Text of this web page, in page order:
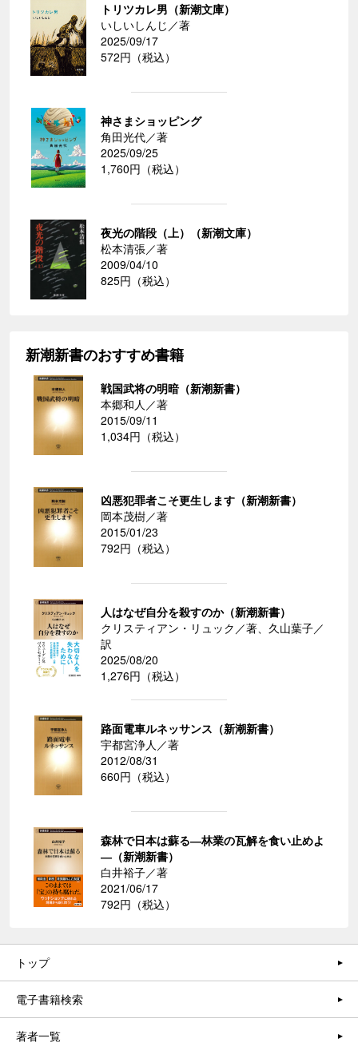
トリツカレ男（新潮文庫）
いしいしんじ／著
2025/09/17
572円（税込）
神さまショッピング
角田光代／著
2025/09/25
1,760円（税込）
夜光の階段（上）（新潮文庫）
松本清張／著
2009/04/10
825円（税込）
新潮新書のおすすめ書籍
戦国武将の明暗（新潮新書）
本郷和人／著
2015/09/11
1,034円（税込）
凶悪犯罪者こそ更生します（新潮新書）
岡本茂樹／著
2015/01/23
792円（税込）
人はなぜ自分を殺すのか（新潮新書）
クリスティアン・リュック／著、久山葉子／
訳
2025/08/20
1,276円（税込）
路面電車ルネッサンス（新潮新書）
宇都宮浄人／著
2012/08/31
660円（税込）
森林で日本は蘇る―林業の瓦解を食い止めよ
―（新潮新書）
白井裕子／著
2021/06/17
792円（税込）
トップ
電子書籍検索
著者一覧